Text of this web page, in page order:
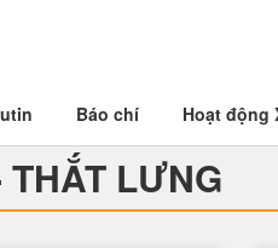
Báo chí Hoạt động
THẮT LƯNG